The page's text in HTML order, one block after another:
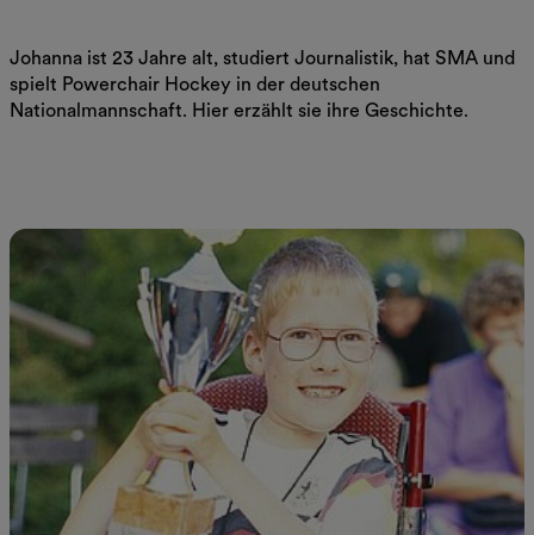
Johanna ist 23 Jahre alt, studiert Journalistik, hat SMA und
spielt Powerchair Hockey in der deutschen
Nationalmannschaft. Hier erzählt sie ihre Geschichte.